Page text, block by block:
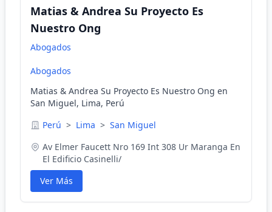
Matias & Andrea Su Proyecto Es
Nuestro Ong
Abogados
Abogados
Matias & Andrea Su Proyecto Es Nuestro Ong en
San Miguel, Lima, Perú
Perú > Lima > San Miguel
Av Elmer Faucett Nro 169 Int 308 Ur Maranga En
El Edificio Casinelli/
Ver Más